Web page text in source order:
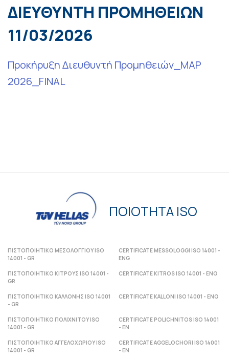
ΔΙΕΥΘΥΝΤΗ ΠΡΟΜΗΘΕΙΩΝ
11/03/2026
Προκήρυξη Διευθυντή Προμηθειών_ΜΑΡ
2026_FINAL
ΠΟΙΟΤΗΤΑ ISO
ΠΙΣΤΟΠΟΙΗΤΙΚΟ ΜΕΣΟΛΟΓΓΙΟΥ ISO
14001 - GR
CERTIFICATE MESSOLOGGI ISO 14001 -
ENG
ΠΙΣΤΟΠΟΙΗΤΙΚΟ ΚΙΤΡΟΥΣ ISO 14001 -
GR
CERTIFICATE KITROS ISO 14001 - ENG
ΠΙΣΤΟΠΟΙΗΤΙΚΟ ΚΑΛΛΟΝΗΣ ISO 14001
- GR
CERTIFICATE KALLONI ISO 14001 - ENG
ΠΙΣΤΟΠΟΙΗΤΙΚΟ ΠΟΛΙΧΝΙΤΟΥ ISO
14001 - GR
CERTIFICATE POLICHNITOS ISO 14001
- ΕΝ
ΠΙΣΤΟΠΟΙΗΤΙΚΟ ΑΓΓΕΛΟΧΩΡΙΟΥ ISO
14001 - GR
CERTIFICATE AGGELOCHORI ISO 14001
- ΕΝ